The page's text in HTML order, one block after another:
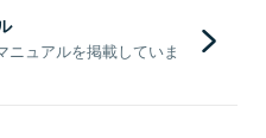
ュアルを掲載していま